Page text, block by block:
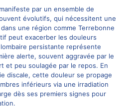
par un ensemble de
évolutifs, qui nécessitent une
une région comme Terrebonne
peut exacerber les douleurs
persistante représente
alerte, souvent aggravée par le
et peu soulagée par le repos. En
discale, cette douleur se propage
inférieurs via une irradiation
dès ses premiers signes pour